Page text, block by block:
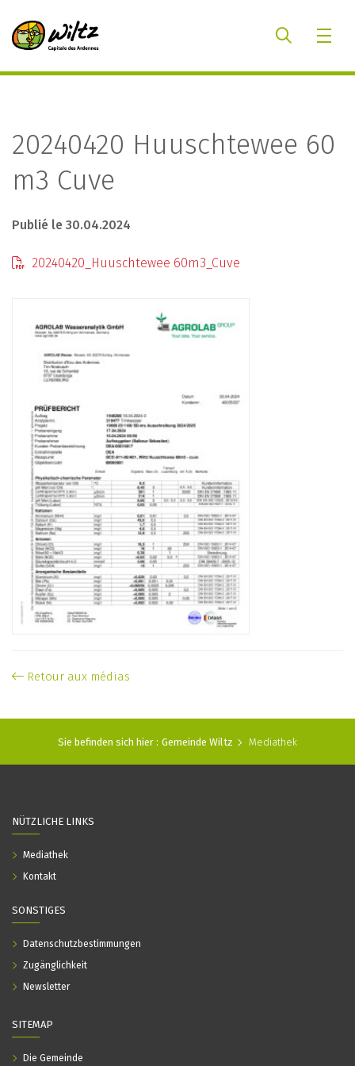
20240420 Huuschtewee 60
m3 Cuve
Publié le 30.04.2024
20240420_Huuschtewee 60m3_Cuve
Retour aux médias
Sie befinden sich hier : Gemeinde Wiltz Mediathek
SITEMAP
Die Gemeinde
NÜTZLICHE LINKS
Mediathek
Kontakt
SONSTIGES
Datenschutzbestimmungen
Zugänglichkeit
Newsletter